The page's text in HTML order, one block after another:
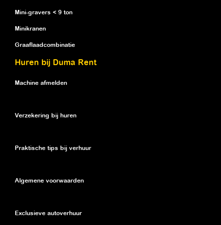
Mini-gravers < 9 ton
Minikranen
Graaflaadcombinatie
Huren bij Duma Rent
Machine afmelden
Verzekering bij huren
Praktische tips bij verhuur
Algemene voorwaarden
Exclusieve autoverhuur